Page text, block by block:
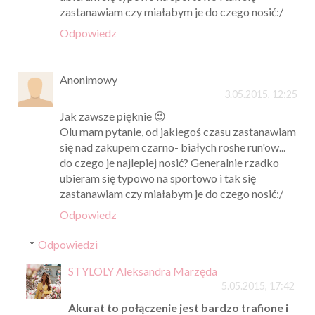
zastanawiam czy miałabym je do czego nosić:/
Odpowiedz
Anonimowy
3.05.2015, 12:25
Jak zawsze pięknie 😉
Olu mam pytanie, od jakiegoś czasu zastanawiam
się nad zakupem czarno- białych roshe run'ow...
do czego je najlepiej nosić? Generalnie rzadko
ubieram się typowo na sportowo i tak się
zastanawiam czy miałabym je do czego nosić:/
Odpowiedz
Odpowiedzi
STYLOLY Aleksandra Marzęda
5.05.2015, 17:42
Akurat to połączenie jest bardzo trafione i